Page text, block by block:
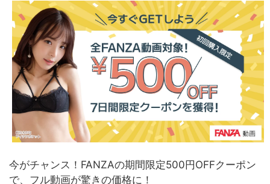
今がチャンス！FANZAの期間限定500円OFFクーポン
で、フル動画が驚きの価格に！